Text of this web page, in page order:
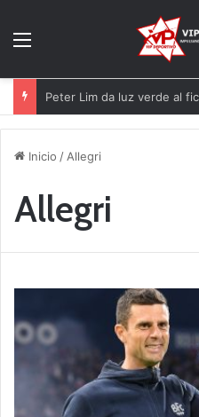
Peter Lim da luz verde al
Inicio / Allegri
Allegri